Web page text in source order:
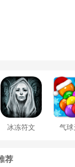
冰冻符文 气球
荐